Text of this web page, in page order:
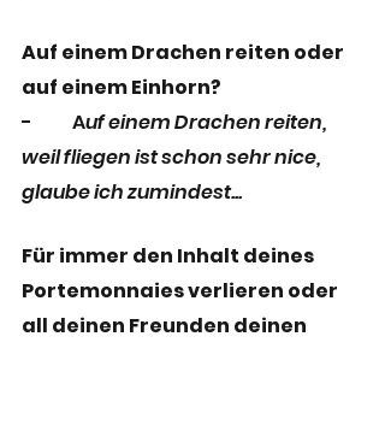
Auf einem Drachen reiten oder
auf einem Einhorn?
-           Auf einem Drachen reiten,
weil fliegen ist schon sehr nice,
glaube ich zumindest...
Für immer den Inhalt deines
Portemonnaies verlieren oder
all deinen Freunden deinen